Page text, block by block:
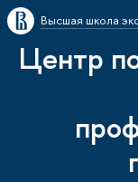
Высшая школа
Центр